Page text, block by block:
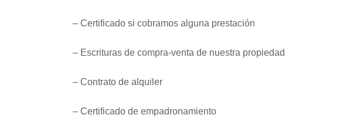
– Certificado si cobramos alguna prestación
– Escrituras de compra-venta de nuestra propiedad
– Contrato de alquiler
– Certificado de empadronamiento